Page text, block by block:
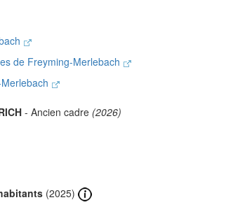
de Freyming-Merlebach
- Ancien cadre (2026)
(2025)